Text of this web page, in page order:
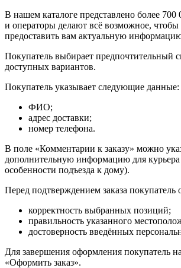
В нашем каталоге представлено более
и операторы делают всё возможное, чтобы
предоставить вам актуальную
Покупатель выбирает предпочтительный
доступных вариантов.
Покупатель указывает следующие данные:
ФИО;
адрес доставки;
номер телефона.
В поле «Комментарии к заказу» можно
дополнительную информацию для
особенности подъезда к дому).
Перед подтверждением заказа покупатель
корректность выбранных позиций;
правильность указанного
достоверность введённых
Для завершения оформления покупатель
«Оформить заказ».